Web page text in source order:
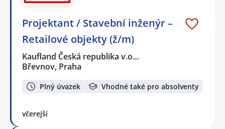
Projektant / Stavební inženýr –
Retailové objekty (ž/m)
Kaufland Česká republika v.o…
Břevnov, Praha
Plný úvazek Vhodné také pro absolventy
včerejší